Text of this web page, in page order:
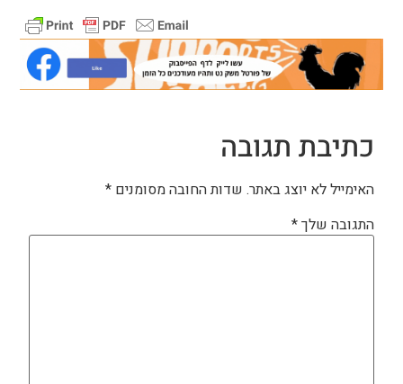
כתיבת תגובה
האימייל לא יוצג באתר. שדות החובה מסומנים *
התגובה שלך*